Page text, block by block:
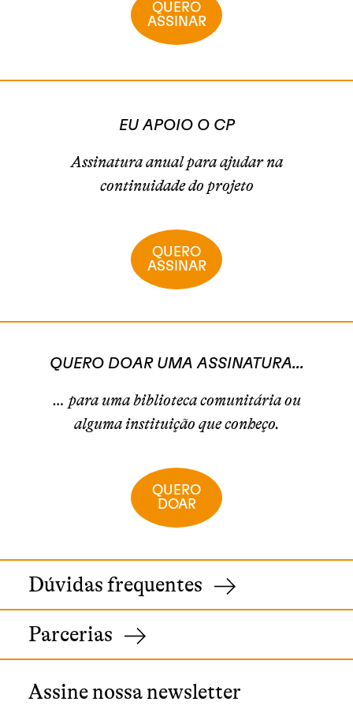
QUERO
ASSINAR
EU APOIO O CP
Assinatura anual para ajudar na
continuidade do projeto
QUERO
ASSINAR
QUERO DOAR UMA ASSINATURA...
… para uma biblioteca comunitária ou
alguma instituição que conheço.
QUERO
DOAR
Dúvidas frequentes
Parcerias
Assine nossa newsletter